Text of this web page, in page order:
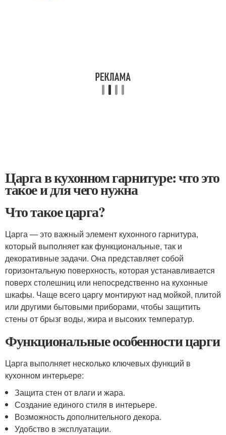
Царга в кухонном гарнитуре: что это
такое и для чего нужна
Что такое царга?
Царга — это важный элемент кухонного гарнитура,
который выполняет как функциональные, так и
декоративные задачи. Она представляет собой
горизонтальную поверхность, которая устанавливается
поверх столешниц или непосредственно на кухонные
шкафы. Чаще всего царгу монтируют над мойкой, плитой
или другими бытовыми приборами, чтобы защитить
стены от брызг воды, жира и высоких температур.
Функциональные особенности царги
Царга выполняет несколько ключевых функций в
кухонном интерьере:
Защита стен от влаги и жара.
Создание единого стиля в интерьере.
Возможность дополнительного декора.
Удобство в эксплуатации.